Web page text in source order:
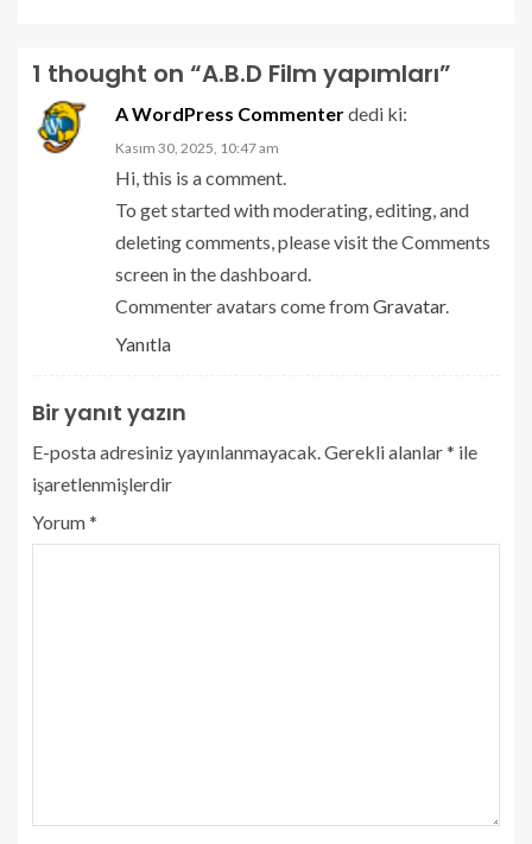
1 thought on “A.B.D Film yapımları”
A WordPress Commenterdedi ki:
Kasım 30, 2025, 10:47 am
Hi, this is a comment.
To get started with moderating, editing, and
deleting comments, please visit the Comments
screen in the dashboard.
Commenter avatars come fromGravatar.
Yanıtla
Bir yanıt yazın
E-posta adresiniz yayınlanmayacak.Gerekli alanlar* ile
işaretlenmişlerdir
Yorum*